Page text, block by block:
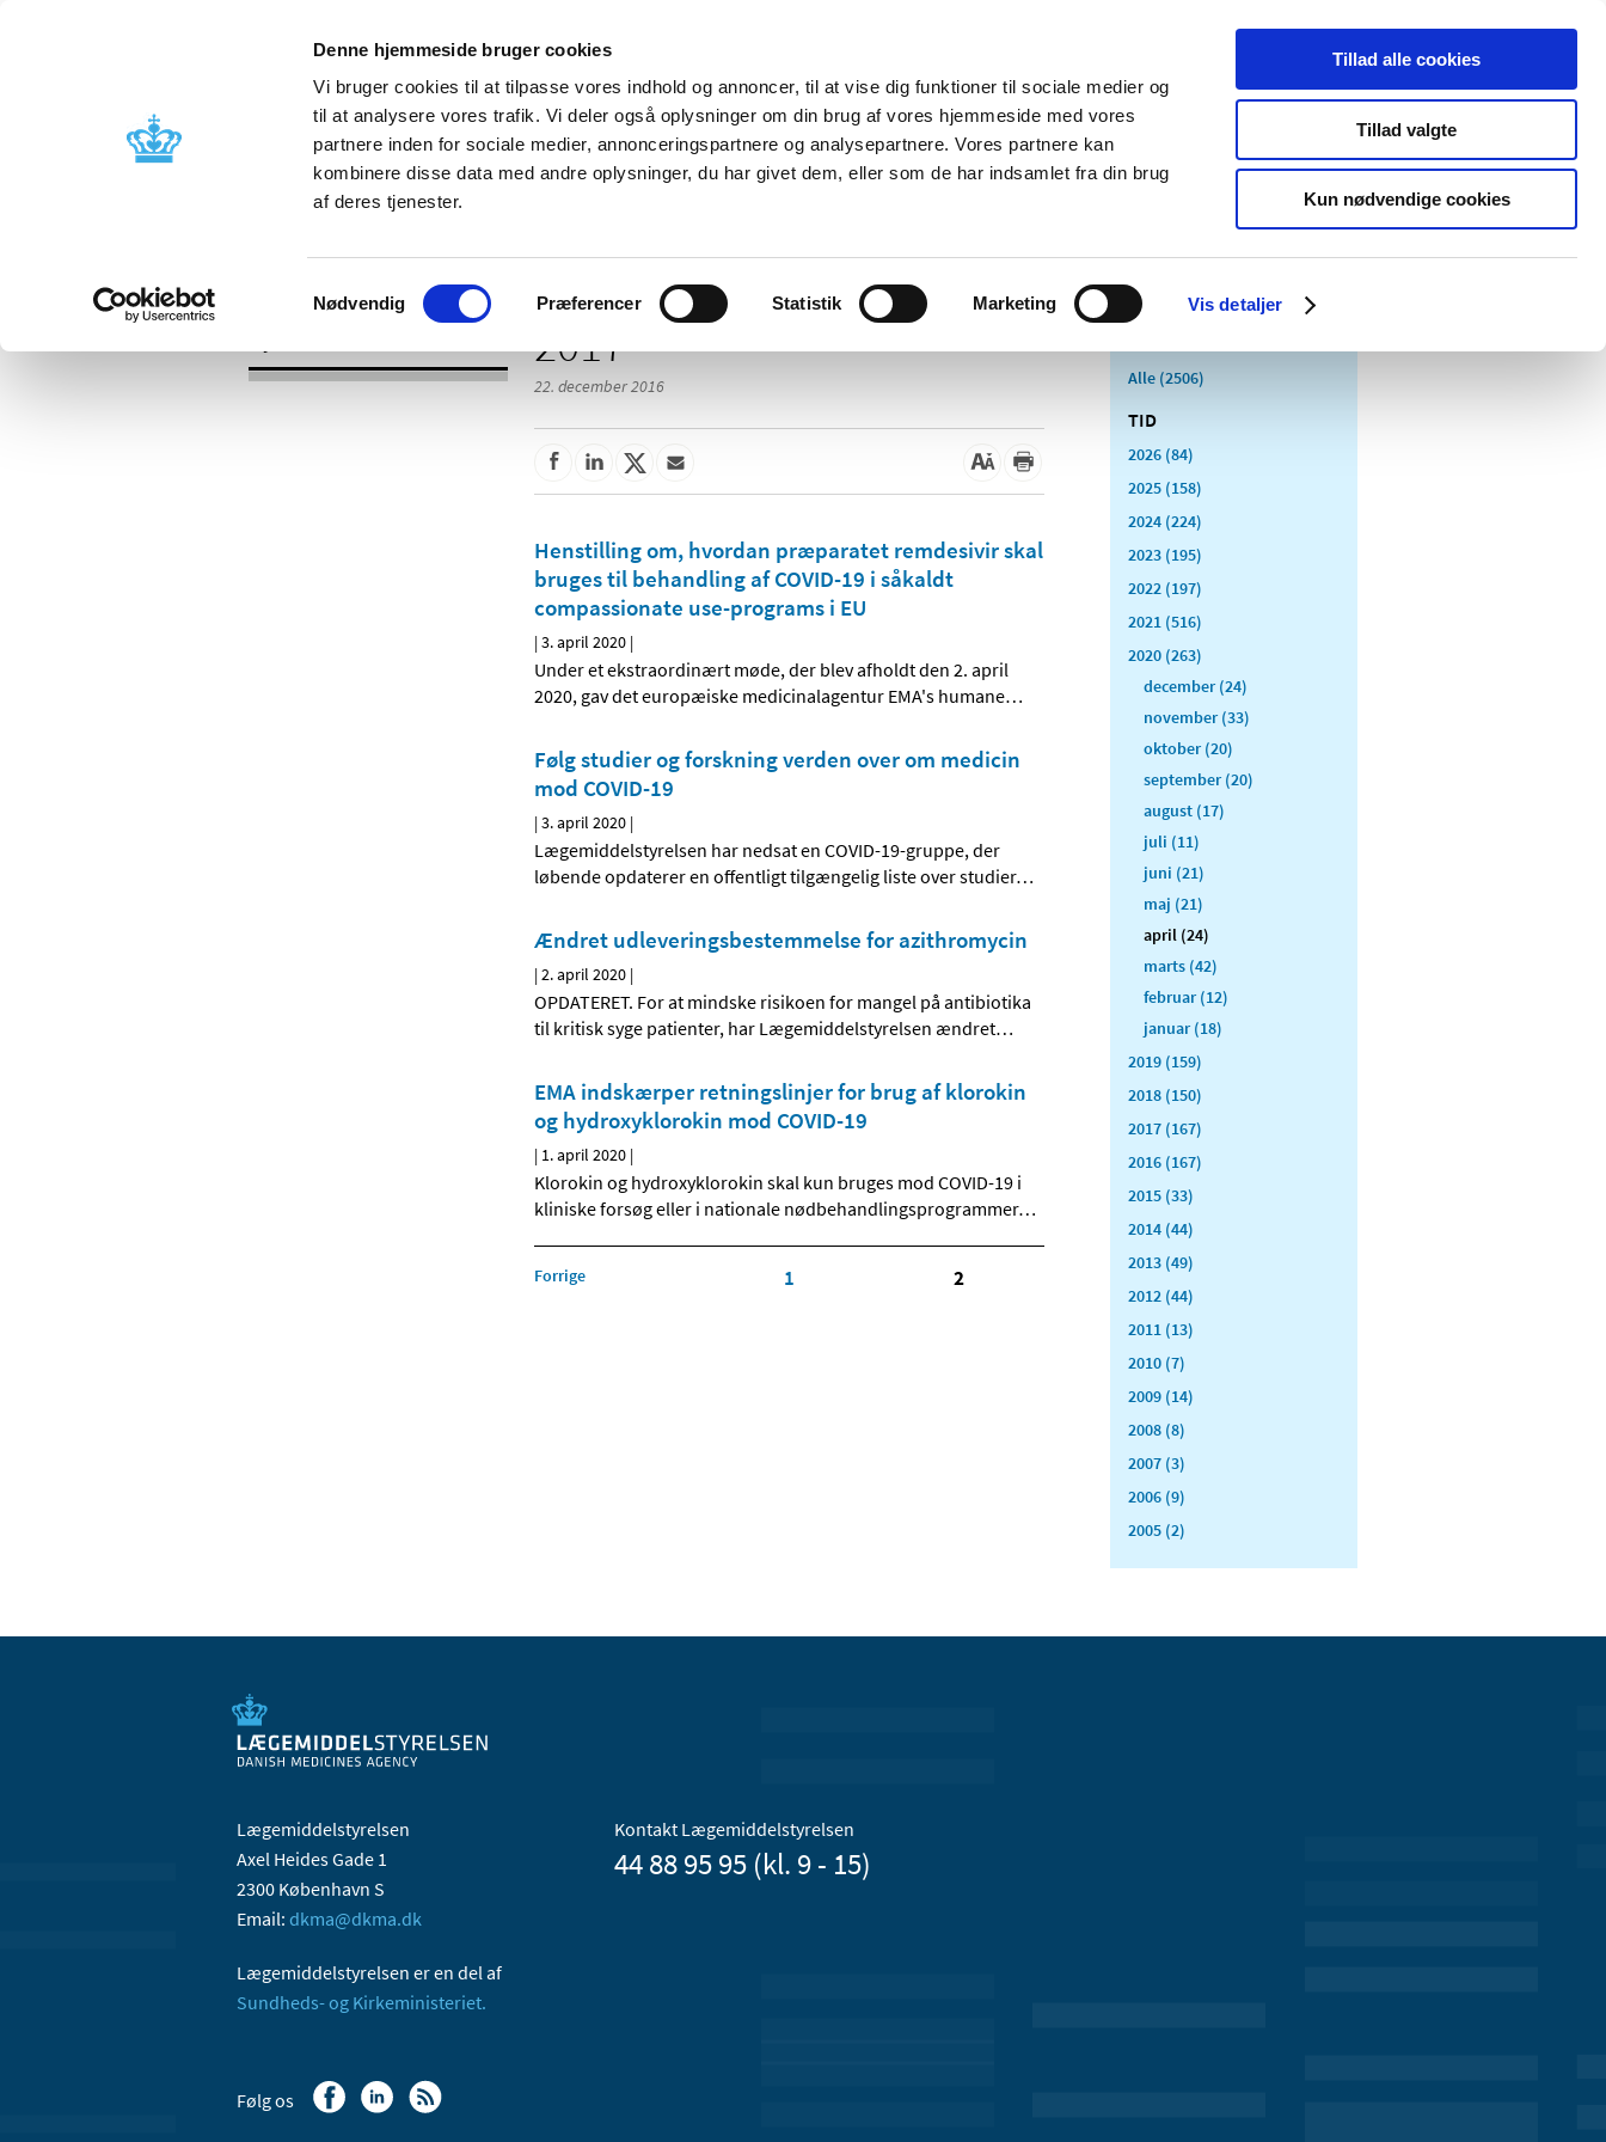
Denne hjemmeside bruger cookies
Vi bruger cookies til at tilpasse vores indhold og annoncer, til at vise dig funktioner til sociale medier og
til at analysere vores trafik. Vi deler også oplysninger om din brug af vores hjemmeside med vores
partnere inden for sociale medier, annonceringspartnere og analysepartnere. Vores partnere kan
kombinere disse data med andre oplysninger, du har givet dem, eller som de har indsamlet fra din brug
af deres tjenester.
Samtykkevalg
Nødvendig Præferencer Statistik Marketing Vis detaljer
Tillad alle cookies
Tillad valgte
Kun nødvendige cookies
Nyheder Om os Kontakt Udgivelser
Godkendelse og
Bivirkninger og
produktinformation
Tilskud og
Apoteker og salg af
Medicinsk
Særlige
produktområder
2017
22. december 2016
Henstilling om, hvordan præparatet remdesivir skal
bruges til behandling af COVID-19 i såkaldt
compassionate use-programs i EU
|3. april 2020 |
Under et ekstraordinært møde, der blev afholdt den 2. april
2020, gav det europæiske medicinalagentur EMA's humane…
Følg studier og forskning verden over om medicin
mod COVID-19
|3. april 2020 |
Lægemiddelstyrelsen har nedsat en COVID-19-gruppe, der
løbende opdaterer en offentligt tilgængelig liste over studier…
Ændret udleveringsbestemmelse for azithromycin
|2. april 2020 |
OPDATERET. For at mindske risikoen for mangel på antibiotika
til kritisk syge patienter, har Lægemiddelstyrelsen ændret…
EMA indskærper retningslinjer for brug af klorokin
og hydroxyklorokin mod COVID-19
| 1. april 2020 |
Klorokin og hydroxyklorokin skal kun bruges mod COVID-19 i
kliniske forsøg eller i nationale nødbehandlingsprogrammer…
Forrige 1 2
Alle (2506)
TID
2026 (84)
2025 (158)
2024 (224)
2023 (195)
2022 (197)
2021 (516)
2020 (263)
december (24)
november (33)
oktober (20)
september (20)
august (17)
juli (11)
juni (21)
maj (21)
april (24)
marts (42)
februar (12)
januar (18)
2019 (159)
2018 (150)
2017 (167)
2016 (167)
2015 (33)
2014 (44)
2013 (49)
2012 (44)
2011 (13)
2010 (7)
2009 (14)
2008 (8)
2007 (3)
2006 (9)
2005 (2)
Lægemiddelstyrelsen
Axel Heides Gade 1
2300 København S
Email: dkma@dkma.dk
Lægemiddelstyrelsen er en del af
Sundheds- og Kirkeministeriet.
Kontakt Lægemiddelstyrelsen
44 88 95 95 (kl. 9 - 15)
Følg os